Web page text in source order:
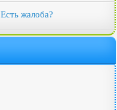
Есть жалоба?